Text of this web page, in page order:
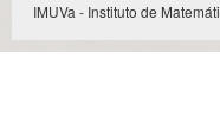
IMUVa - Instituto de